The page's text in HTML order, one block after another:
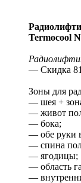
Termocool
— Скидка
Зоны для
— шея +
— живот
— бока;
— обе руки
— спина
— ягодицы;
— область
—